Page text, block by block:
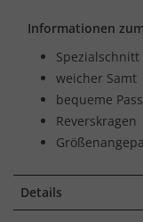
Informationen
Spezialschnitt
weicher Samt
bequeme
Reverskragen
Details